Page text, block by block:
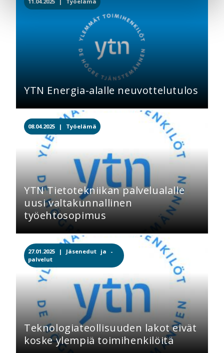
YTN Energia-alalle neuvottelutulos
08.04.2025 | Työelämä
YTN Tietotekniikan palvelualalle
uusi valtakunnallinen
työehtosopimus
27.01.2025 | Jäsenedut ja -
palvelut
Teknologiateollisuuden lakot eivät
koske ylempiä toimihenkilöitä